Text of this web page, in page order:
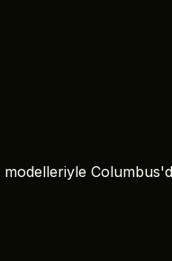
modelleriyle